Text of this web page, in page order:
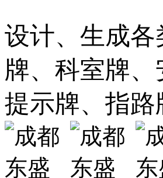
设计、生成
牌、科室牌
提示牌、指